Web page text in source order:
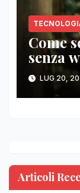
Come
senza
LUG 20,
Articoli